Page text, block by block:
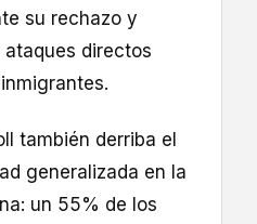
su rechazo y
directos
también derriba el
generalizada en la
un 55% de los